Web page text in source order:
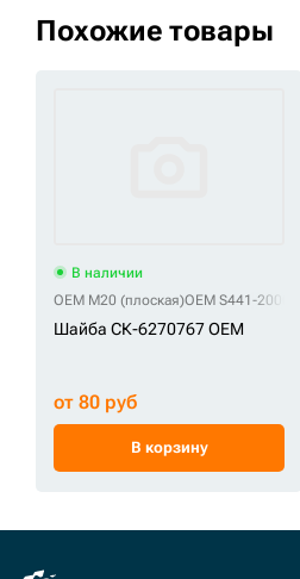
Похожие товары
В наличии
OEM M20 (плоская)OEM S441-200002
Шайба СК-6270767 OEM
от 80 руб
В корзину